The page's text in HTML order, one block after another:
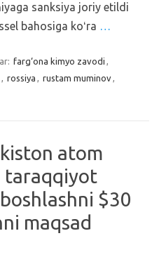
sanksiya joriy etildi
bahosiga koʻra …
farg‘ona kimyo zavodi ,
, rossiya , rustam muminov,
atom
taraqqiyot
$30
maqsad